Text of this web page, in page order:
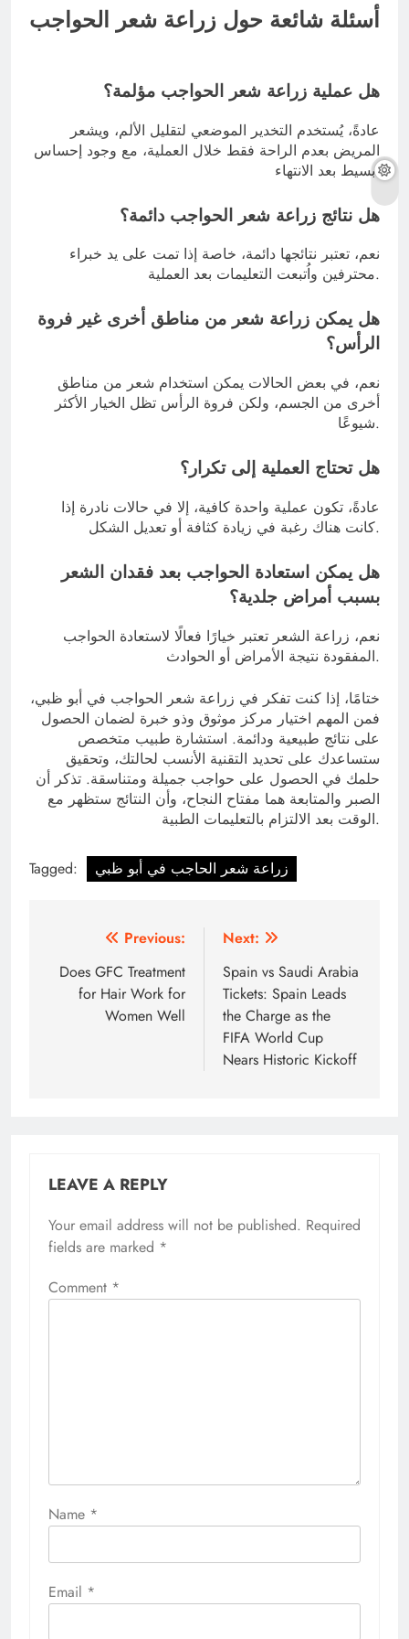
أسئلة شائعة حول زراعة شعر الحواجب
هل عملية زراعة شعر الحواجب مؤلمة؟
عادةً، يُستخدم التخدير الموضعي لتقليل الألم، ويشعر
المريض بعدم الراحة فقط خلال العملية، مع وجود إحساس
بسيط بعد الانتهاء.
هل نتائج زراعة شعر الحواجب دائمة؟
نعم، تعتبر نتائجها دائمة، خاصة إذا تمت على يد خبراء
محترفين واُتبعت التعليمات بعد العملية.
هل يمكن زراعة شعر من مناطق أخرى غير فروة
الرأس؟
نعم، في بعض الحالات يمكن استخدام شعر من مناطق
أخرى من الجسم، ولكن فروة الرأس تظل الخيار الأكثر
شيوعًا.
هل تحتاج العملية إلى تكرار؟
عادةً، تكون عملية واحدة كافية، إلا في حالات نادرة إذا
كانت هناك رغبة في زيادة كثافة أو تعديل الشكل.
هل يمكن استعادة الحواجب بعد فقدان الشعر
بسبب أمراض جلدية؟
نعم، زراعة الشعر تعتبر خيارًا فعالًا لاستعادة الحواجب
المفقودة نتيجة الأمراض أو الحوادث.
ختامًا، إذا كنت تفكر في زراعة شعر الحواجب في أبو ظبي،
فمن المهم اختيار مركز موثوق وذو خبرة لضمان الحصول
على نتائج طبيعية ودائمة. استشارة طبيب متخصص
ستساعدك على تحديد التقنية الأنسب لحالتك، وتحقيق
حلمك في الحصول على حواجب جميلة ومتناسقة. تذكر أن
الصبر والمتابعة هما مفتاح النجاح، وأن النتائج ستظهر مع
الوقت بعد الالتزام بالتعليمات الطبية.
Tagged: زراعة شعر الحاجب في أبو ظبي
navigation
Previous:
Does GFC Treatment
for Hair Work for
Women Well
Next:
Spain vs Saudi Arabia
Tickets: Spain Leads
the Charge as the
FIFA World Cup
Nears Historic Kickoff
LEAVE A REPLY
Your email address will not be published. Required
fields are marked *
Comment *
Name *
Email *